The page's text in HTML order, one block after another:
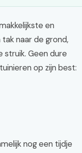
en
naar de grond,
struik. Geen dure
op zijn best:
nog een tijdje